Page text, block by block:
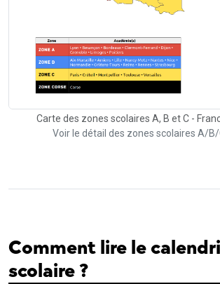
Carte des zones scolaires A, B et C -
Voir le détail des zones scolaires A/B/
Comment lire le
scolaire ?